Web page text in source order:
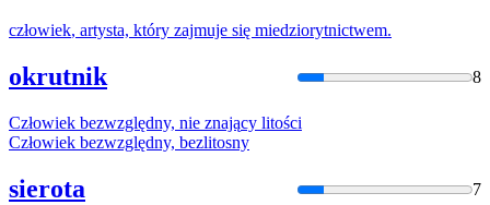
człowiek, artysta, który zajmuje się miedziorytnictwem.
okrutnik 8
Człowiek bezwzględny, nie znający litości
Człowiek bezwzględny, bezlitosny
sierota 7